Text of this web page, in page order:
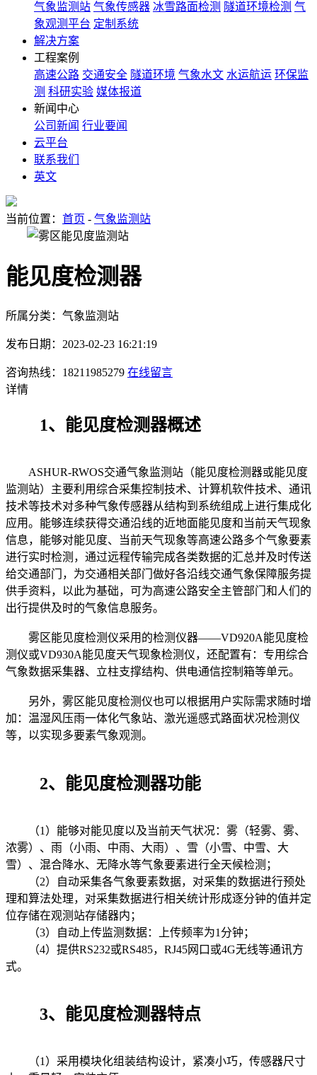
气象监测站 气象传感器 冰雪路面检测 隧道环境检测 气
象观测平台 定制系统
解决方案
工程案例
高速公路 交通安全 隧道环境 气象水文 水运航运 环保监
测 科研实验 媒体报道
新闻中心
公司新闻 行业要闻
云平台
联系我们
英文
当前位置： 首页 - 气象监测站
能见度检测器
所属分类：气象监测站
发布日期：2023-02-23 16:21:19
咨询热线：18211985279 在线留言
详情
1、能见度检测器概述
ASHUR-RWOS交通气象监测站（能见度检测器或能见度
监测站）主要利用综合采集控制技术、计算机软件技术、通讯
技术等技术对多种气象传感器从结构到系统组成上进行集成化
应用。能够连续获得交通沿线的近地面能见度和当前天气现象
信息，能够对能见度、当前天气现象等高速公路多个气象要素
进行实时检测，通过远程传输完成各类数据的汇总并及时传送
给交通部门，为交通相关部门做好各沿线交通气象保障服务提
供手资料，以此为基础，可为高速公路安全主管部门和人们的
出行提供及时的气象信息服务。
雾区能见度检测仪采用的检测仪器——VD920A能见度检
测仪或VD930A能见度天气现象检测仪，还配置有：专用综合
气象数据采集器、立柱支撑结构、供电通信控制箱等单元。
另外，雾区能见度检测仪也可以根据用户实际需求随时增
加：温湿风压雨一体化气象站、激光遥感式路面状况检测仪
等，以实现多要素气象观测。
2、能见度检测器功能
（1）能够对能见度以及当前天气状况：雾（轻雾、雾、
浓雾）、雨（小雨、中雨、大雨）、雪（小雪、中雪、大
雪）、混合降水、无降水等气象要素进行全天候检测；
（2）自动采集各气象要素数据，对采集的数据进行预处
理和算法处理，对采集数据进行相关统计形成逐分钟的值并定
位存储在观测站存储器内；
（3）自动上传监测数据：上传频率为1分钟；
（4）提供RS232或RS485，RJ45网口或4G无线等通讯方
式。
3、能见度检测器特点
（1）采用模块化组装结构设计，紧凑小巧，传感器尺寸